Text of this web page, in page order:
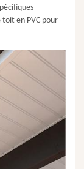
toit en PVC pour